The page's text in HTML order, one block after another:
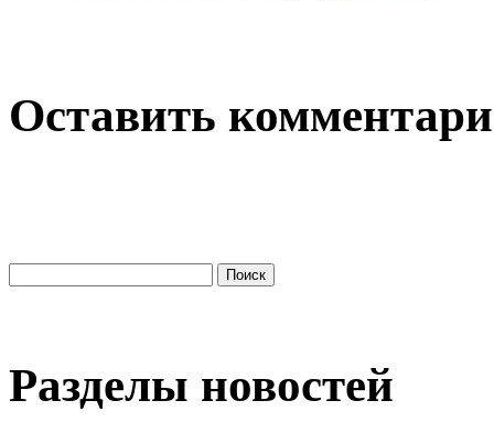
Оставить
Разделы новостей